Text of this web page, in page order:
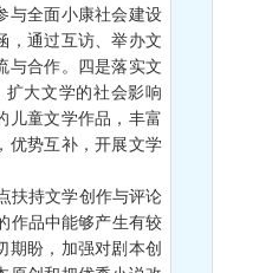
与全面小康社会建设
，通过互访、举办文
与合作。四是落实文
大文学的社会影响
儿童文学作品，丰富
优势互补，开展文学
持文学创作与评论
作品中能够产生有较
期盼，加强对剧本创